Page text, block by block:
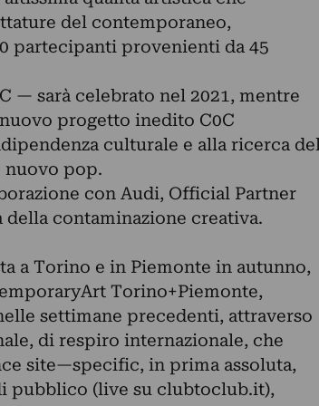
del contemporaneo,
partecipanti provenienti da 45
— sarà celebrato nel 2021, mentre
progetto inedito C0C
culturale e alla ricerca
nuovo pop.
con Audi, Official Partner
contaminazione creativa.
a Torino e in Piemonte in autunno,
Torino+Piemonte,
settimane precedenti, attraverso
di respiro internazionale, che
site—specific, in prima assoluta,
pubblico (live su clubtoclub.it),